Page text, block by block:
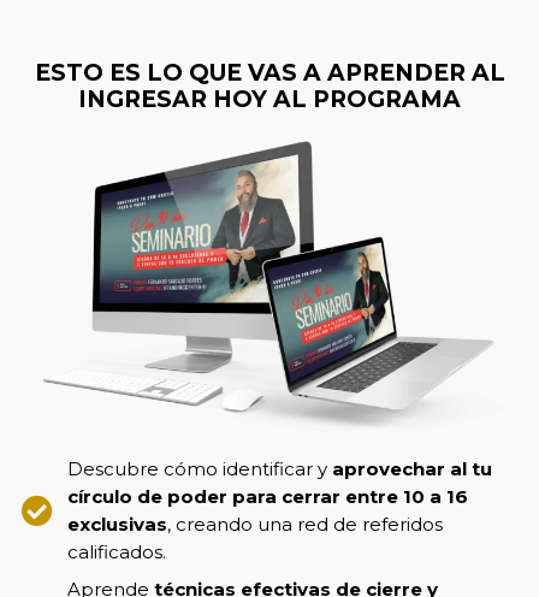
ESTO ES LO QUE VAS A APRENDER AL
INGRESAR HOY AL PROGRAMA
Descubre cómo identificar y aprovechar al tu
círculo de poder para cerrar entre 10 a 16
exclusivas, creando una red de referidos
calificados.
Aprende técnicas efectivas de cierre y